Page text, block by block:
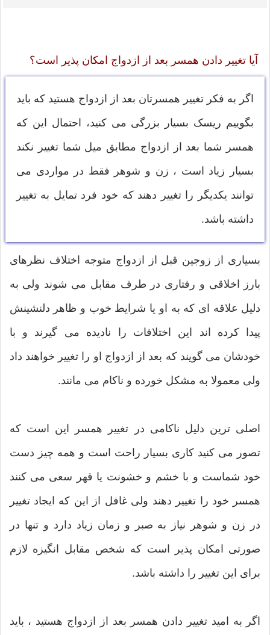
آیا تغییر دادن همسر بعد از ازدواج امکان پذیر است؟
اگر به فکر تغییر همسرتان بعد از ازدواج هستید که باید
بگوییم ریسک بسیار بزرگی می کنید، احتمال این که
همسر شما بعد از ازدواج مطابق میل شما تغییر نکند
بسیار زیاد است ، زن و شوهر فقط در مواردی می
توانند یکدیگر را تغییر دهند که خود فرد تمایل به تغییر
داشته باشد.
بسیاری از زوجین قبل از ازدواج متوجه اختلاف نظرهای
بارز اخلاقی و رفتاری در طرف مقابل می شوند ولی به
دلیل علاقه ای که به او یا شرایط خوب و ظاهر دلنشینش
پیدا کرده اند این اختلافات را نادیده می گیرند و با
خودشان می گویند که بعد از ازدواج او را تغییر خواهند داد
ولی معمولا به مشکل خورده و ناکام می مانند.
اصلی ترین دلیل ناکامی در تغییر همسر این است که
تصور می کنید کاری بسیار راحت است و همه چیز دست
خود شماست و با خشم و خشونت یا قهر سعی می کنند
همسر خود را تغییر دهند ولی غافل از این که ایجاد تغییر
در زن و شوهر نیاز به صبر و زمان زیاد دارد و تنها در
صورتی امکان پذیر است که شخص مقابل انگیزه لازم
برای این تغییر را داشته باشد.
اگر به امید تغییر دادن همسر بعد از ازدواج هستید ، باید